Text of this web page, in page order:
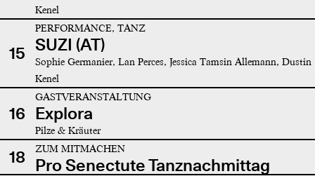
Kenel
15
PERFORMANCE, TANZ
SUZI (AT)
Sophie Germanier, Lan Perces, Jessica Tamsin Allemann, Dustin
Kenel
16
GASTVERANSTALTUNG
Explora
Pilze & Kräuter
18 ZUM MITMACHEN
Pro Senectute Tanznachmittag